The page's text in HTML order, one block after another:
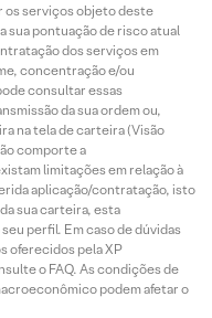
os serviços objeto deste
sua pontuação de risco atual
dos serviços em
concentração e/ou
consultar essas
da sua ordem ou,
na tela de carteira (Visão
comporte a
limitações em relação à
aplicação/contratação, isto
sua carteira, esta
perfil. Em caso de dúvidas
oferecidos pela XP
o FAQ. As condições de
podem afetar o